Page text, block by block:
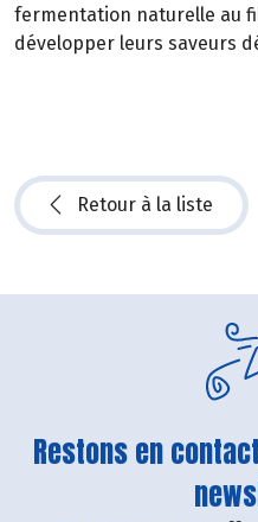
fermentation naturelle au
développer leurs saveurs
Retour à la liste
Restons en